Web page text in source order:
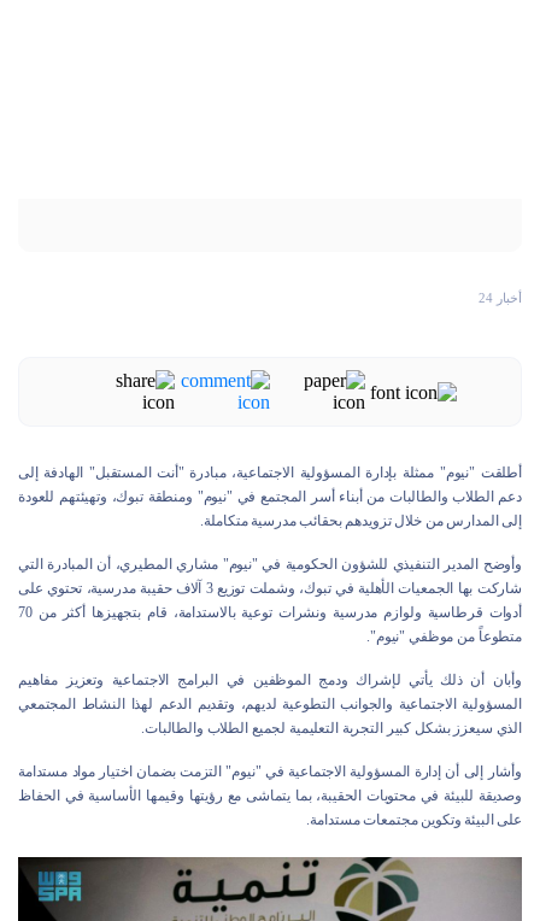
أخبار 24
أطلقت "نيوم" ممثلة بإدارة المسؤولية الاجتماعية، مبادرة "أنت المستقبل" الهادفة إلى
دعم الطلاب والطالبات من أبناء أسر المجتمع في "نيوم" ومنطقة تبوك، وتهيئتهم للعودة
إلى المدارس من خلال تزويدهم بحقائب مدرسية متكاملة.
وأوضح المدير التنفيذي للشؤون الحكومية في "نيوم" مشاري المطيري، أن المبادرة التي
شاركت بها الجمعيات الأهلية في تبوك، وشملت توزيع 3 آلاف حقيبة مدرسية، تحتوي على
أدوات قرطاسية ولوازم مدرسية ونشرات توعية بالاستدامة، قام بتجهيزها أكثر من 70
متطوعاً من موظفي "نيوم".
وأبان أن ذلك يأتي لإشراك ودمج الموظفين في البرامج الاجتماعية وتعزيز مفاهيم
المسؤولية الاجتماعية والجوانب التطوعية لديهم، وتقديم الدعم لهذا النشاط المجتمعي
الذي سيعزز بشكل كبير التجربة التعليمية لجميع الطلاب والطالبات.
وأشار إلى أن إدارة المسؤولية الاجتماعية في "نيوم" التزمت بضمان اختيار مواد مستدامة
وصديقة للبيئة في محتويات الحقيبة، بما يتماشى مع رؤيتها وقيمها الأساسية في الحفاظ
على البيئة وتكوين مجتمعات مستدامة.